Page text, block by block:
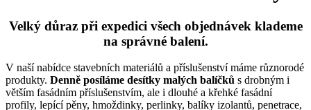
Velký důraz při expedici všech objednávek klademe
na správné balení.
V naší nabídce stavebních materiálů a příslušenství máme různorodé
produkty. Denně posíláme desítky malých balíčků s drobným i
větším fasádním příslušenstvím, ale i dlouhé a křehké fasádní
profily, lepící pěny, hmoždinky, perlinky, balíky izolantů, penetrace,